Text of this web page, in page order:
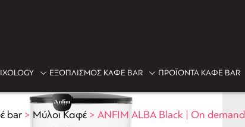
ΕΞΟΠΛΙΣΜΟΣ ΚΑΦΕ BAR ΠΡΟΪΟΝΤΑ ΚΑΦΕ BAR
bar> Μύλοι Καφέ> ANFIM ALBA Black | On demand